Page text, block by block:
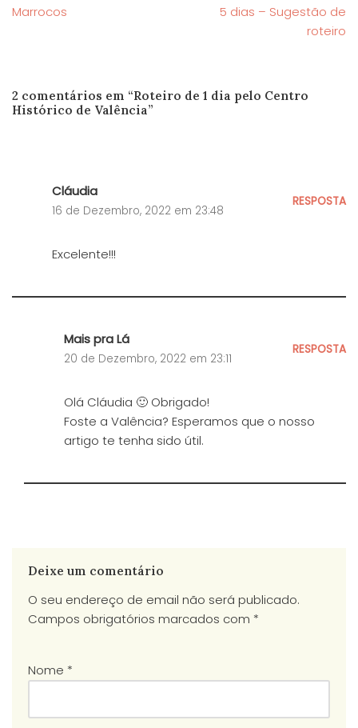
Marrocos
5 dias – Sugestão de
roteiro
2 comentários em “Roteiro de 1 dia pelo Centro
Histórico de Valência”
Cláudia
16 de Dezembro, 2022 em 23:48
RESPOSTA
Excelente!!!
Mais pra Lá
20 de Dezembro, 2022 em 23:11
RESPOSTA
Olá Cláudia 🙂 Obrigado!
Foste a Valência? Esperamos que o nosso
artigo te tenha sido útil.
Deixe um comentário
O seu endereço de email não será publicado.
Campos obrigatórios marcados com *
Nome *